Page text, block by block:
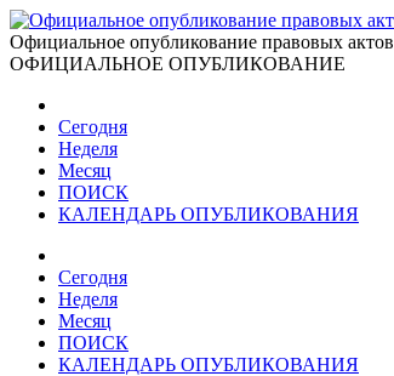
Официальное опубликование правовых актов
ОФИЦИАЛЬНОЕ ОПУБЛИКОВАНИЕ
Сегодня
Неделя
Месяц
ПОИСК
КАЛЕНДАРЬ ОПУБЛИКОВАНИЯ
Сегодня
Неделя
Месяц
ПОИСК
КАЛЕНДАРЬ ОПУБЛИКОВАНИЯ